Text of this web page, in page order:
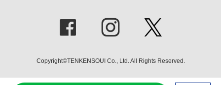
Copyright©TENKENSOUI Co., Ltd. All Rights Reserved.